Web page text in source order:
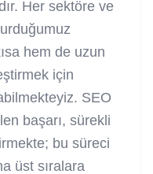
Her sektöre ve
hem de uzun
için
SEO
başarı, sürekli
bu süreci
üst sıralara